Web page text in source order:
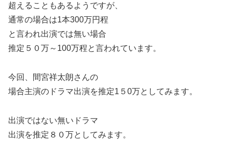
超えることもあるようですが、
通常の場合は1本300万円程
と言われ出演では無い場合
推定５０万～100万程と言われています。
今回、間宮祥太朗さんの
場合主演のドラマ出演を推定1５0万としてみます。
出演ではない無いドラマ
出演を推定８０万としてみます。